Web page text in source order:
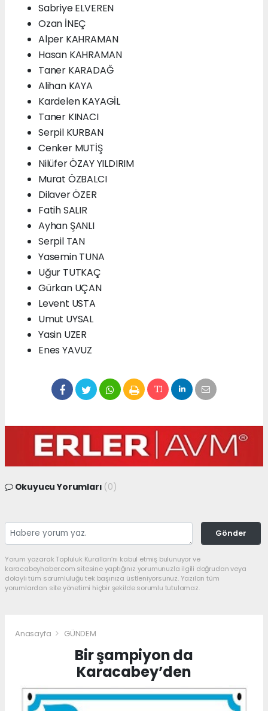
Sabriye ELVEREN
Ozan İNEÇ
Alper KAHRAMAN
Hasan KAHRAMAN
Taner KARADAĞ
Alihan KAYA
Kardelen KAYAGİL
Taner KINACI
Serpil KURBAN
Cenker MUTİŞ
Nilüfer ÖZAY YILDIRIM
Murat ÖZBALCI
Dilaver ÖZER
Fatih SALIR
Ayhan ŞANLI
Serpil TAN
Yasemin TUNA
Uğur TUTKAÇ
Gürkan UÇAN
Levent USTA
Umut UYSAL
Yasin UZER
Enes YAVUZ
Okuyucu Yorumları (0)
Gönder
Yorum yazarak Topluluk Kuralları’nı kabul etmiş bulunuyor ve
karacabeyhaber.com sitesine yaptığınız yorumunuzla ilgili doğrudan veya
dolaylı tüm sorumluluğu tek başınıza üstleniyorsunuz. Yazılan tüm
yorumlardan site yönetimi hiçbir şekilde sorumlu tutulamaz.
Anasayfa GÜNDEM
Bir şampiyon da
Karacabey’den